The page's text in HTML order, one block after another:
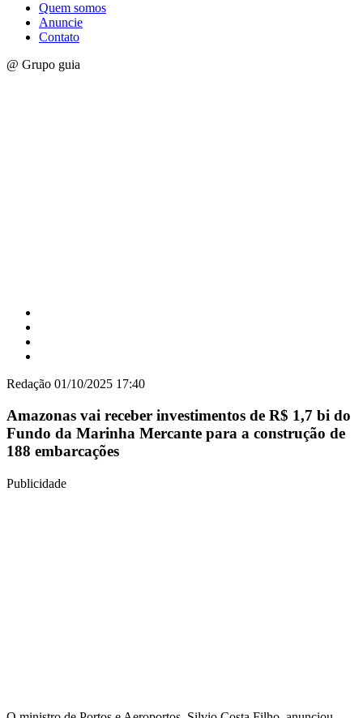
Quem somos
Anuncie
Contato
@ Grupo guia
Redação 01/10/2025 17:40
Amazonas vai receber investimentos de R$ 1,7 bi do
Fundo da Marinha Mercante para a construção de
188 embarcações
Publicidade